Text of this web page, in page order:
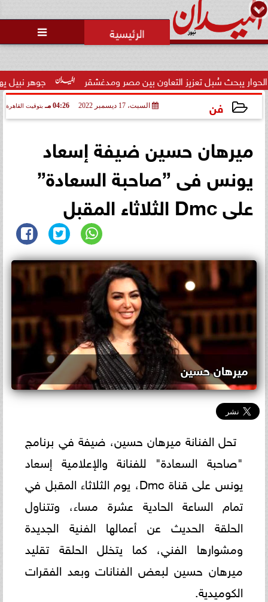

جوهر نبيل يهنئ سُبل تعزيز التعاون بين مصر ومدغشقر
فن السبت، 17 ديسمبر 2022 04:26 مـ بتوقيت القاهرة
ميرهان حسين ضيفة إسعاد
يونس فى ”صاحبة السعادة”
على Dmc الثلاثاء المقبل
ميرهان حسين
تحل الفنانة ميرهان حسين، ضيفة في برنامج
"صاحبة السعادة" للفنانة والإعلامية إسعاد
يونس على قناة Dmc، يوم الثلاثاء المقبل في
تمام الساعة الحادية عشرة مساء، وتتناول
الحلقة الحديث عن أعمالها الفنية الجديدة
ومشوارها الفني، كما يتخلل الحلقة تقليد
ميرهان حسين لبعض الفنانات وبعد الفقرات
الكوميدية.